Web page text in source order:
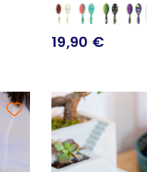
19,90 €